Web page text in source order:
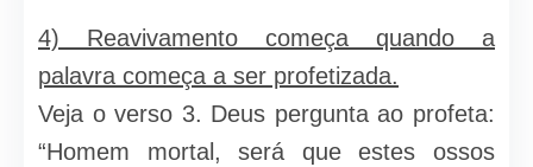
4) Reavivamento começa quando a
palavra começa a ser profetizada.
Veja o verso 3. Deus pergunta ao profeta:
“Homem mortal, será que estes ossos